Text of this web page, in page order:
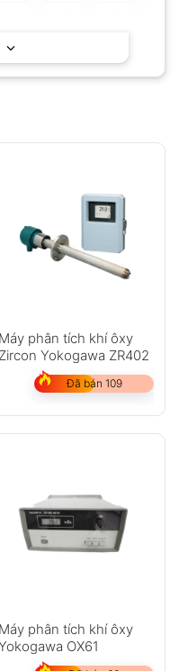
Máy phân tích khí ôxy
Zircon Yokogawa ZR402
Đã bán 109
Máy phân tích khí ôxy
OX61